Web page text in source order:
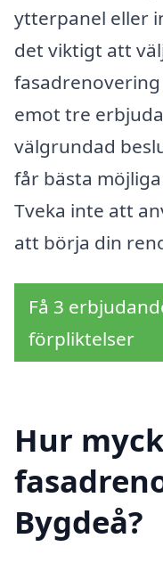
ytterpanel eller
det viktigt att
emot tre
välgrundad
får bästa
Tveka inte att
att börja din
Få 3
förpliktelser
Hur
Bygdeå?